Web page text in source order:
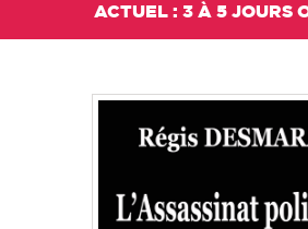
ACTUEL : 3 À 5 JOURS